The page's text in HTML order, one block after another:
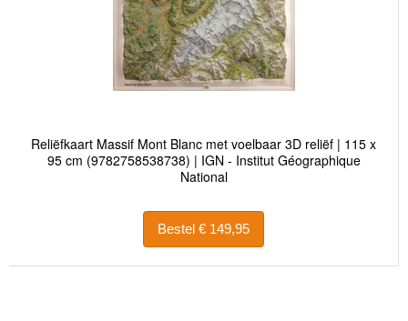
Reliëfkaart Massif Mont Blanc met voelbaar 3D reliëf | 115 x
95 cm (9782758538738) | IGN - Institut Géographique
National
Bestel € 149,95